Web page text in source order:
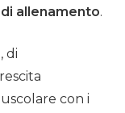
allenamento.
di
con i